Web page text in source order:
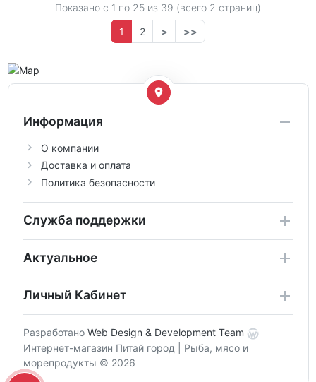
Показано с 1 по 25 из 39 (всего 2 страниц)
1
2 > >>
Информация
О компании
Доставка и оплата
Политика безопасности
Служба поддержки
Актуальное
Личный Кабинет
Разработано Web Design & Development Team
Интернет-магазин Питай город | Рыба, мясо и
морепродукты © 2026